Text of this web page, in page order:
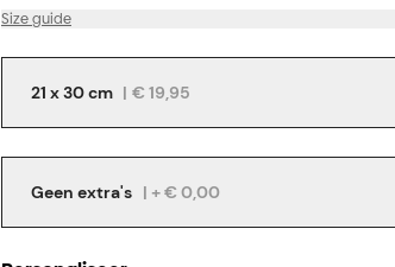
Size guide
21 x 30 cm | € 19,95
Geen extra's | + € 0,00